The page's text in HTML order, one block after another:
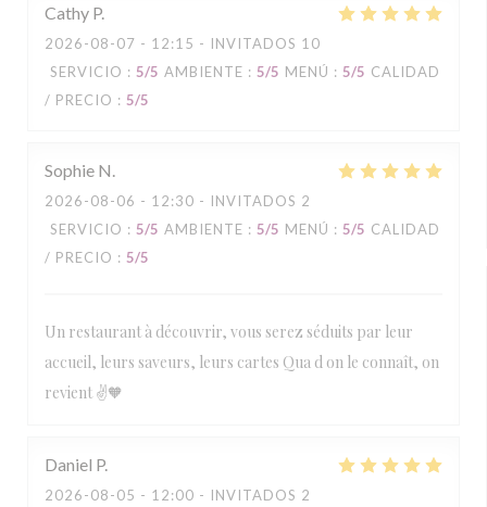
Cathy P
2026-08-07 - 12:15 - INVITADOS 10
SERVICIO : 5/5 AMBIENTE : 5/5 MENÚ : 5/5 CALIDAD
/ PRECIO : 5/5
Sophie N
2026-08-06 - 12:30 - INVITADOS 2
SERVICIO : 5/5 AMBIENTE : 5/5 MENÚ : 5/5 CALIDAD
/ PRECIO : 5/5
Un restaurant à découvrir, vous serez séduits par leur
accueil, leurs saveurs, leurs cartes Qua d on le connaît, on
revient ✌️🧡
Daniel P
2026-08-05 - 12:00 - INVITADOS 2